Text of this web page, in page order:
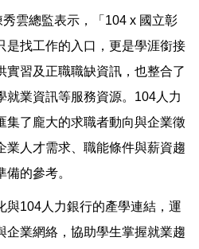
雲總監表示，「104 x 國立彰
是找工作的入口，更是學涯銜接
實習及正職職缺資訊，也整合了
就業資訊等服務資源。104人力
集了龐大的求職者動向與企業徵
業人才需求、職能條件與薪資趨
的參考。
與104人力銀行的產學連結，運
企業網絡，協助學生掌握就業趨